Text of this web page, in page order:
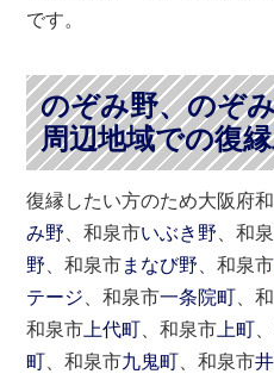
です。
のぞみ野、のぞ
周辺地域での復
復縁したい方のため大阪府
み野 、和泉市いぶき野 、和
野 、和泉市まなび野 、和泉市
テージ 、和泉市一条院町 、
和泉市 上代町 、和泉市 上町
町 、和泉市九鬼町 、和泉市